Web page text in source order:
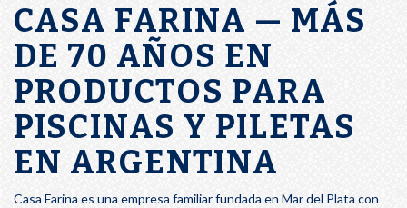
CASA FARINA — MÁS
DE 70 AÑOS EN
PRODUCTOS PARA
PISCINAS Y PILETAS
EN ARGENTINA
Casa Farina es una empresa familiar fundada en Mar del Plata con